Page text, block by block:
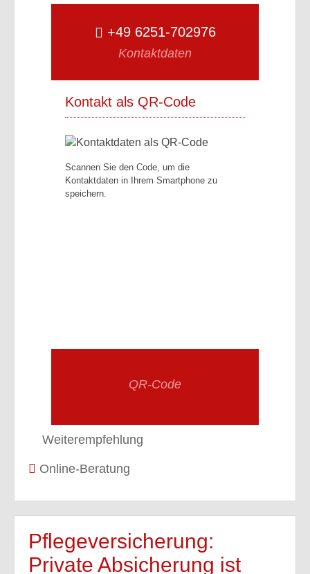
+49 6251-702976
Kontaktdaten
Kontakt als QR-Code
Scannen Sie den Code, um die
Kontaktdaten in Ihrem Smartphone zu
speichern.
QR-Code
Weiterempfehlung
Online-Beratung
Pflegeversicherung:
Private Absicherung ist